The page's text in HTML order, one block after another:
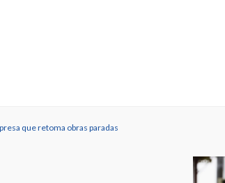
que retoma obras paradas